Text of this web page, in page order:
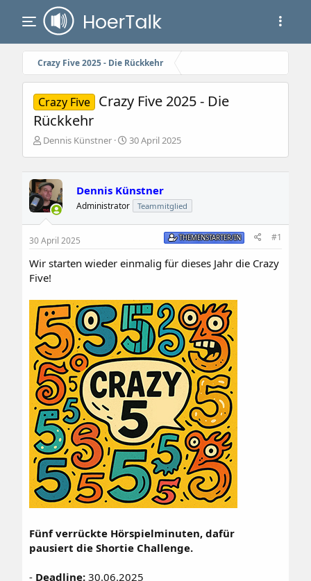
Crazy Five 2025 - Die Rückkehr
Crazy Five Crazy Five 2025 - Die
Rückkehr
E
t
e
l
l
r
Dennis Künstner
E
e
l
t
30 April 2025
Dennis Künstner
Administrator Teammitglied
30 April 2025 THEMENSTARTER/IN #1
Wir starten wieder einmalig für dieses Jahr die Crazy
Five!
Fünf verrückte Hörspielminuten, dafür
pausiert die Shortie Challenge.
- Deadline: 30.06.2025